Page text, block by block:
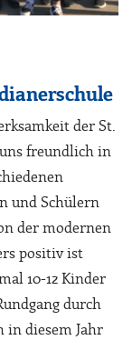
der St.
freundlich in
und Schülern
der modernen
positiv ist
10-12 Kinder
durch
in diesem Jahr